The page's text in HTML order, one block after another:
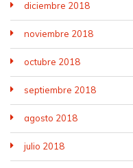
diciembre 2018
noviembre 2018
octubre 2018
septiembre 2018
agosto 2018
julio 2018